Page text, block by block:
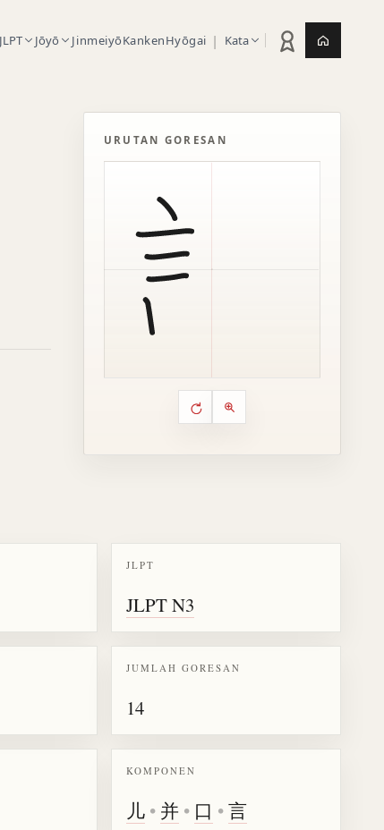
JLPT Jōyō JinmeiyōKankenHyōgai | Kata Statistik latihan
URUTAN GORESAN
Kontrol animasi urutan
Putar ulang animasi
Perbesar animasi
説
JLPT
JLPT N3
JUMLAH GORESAN
14
KOMPONEN
儿 • 并 • 口 •言